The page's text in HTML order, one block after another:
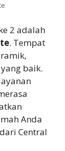
2 adalah
. Tempat
baik.
Anda
Central